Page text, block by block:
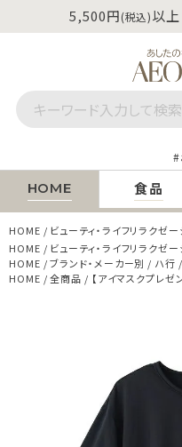
5,500円(税込)以
HOME 食品
HOME ビューティ・ライフリラクゼー
HOME
ビューティ・ライフリラクゼー
HOME
ブランド・メーカー別 ハ行
HOME
全商品 【アイマスクプレゼ